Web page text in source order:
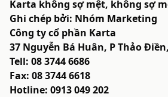
Karta không sợ mệt, không sợ
Ghi chép bởi: Nhóm Marketing
Công ty cổ phần Karta
37 Nguyễn Bá Huân, P Thảo
Tell: 08 3744 6686
Fax: 08 3744 6618
Hotline: 0913 049 202